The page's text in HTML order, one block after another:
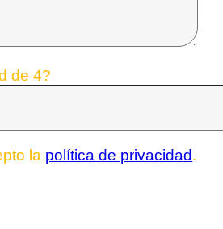
de 4?
la política de privacidad.